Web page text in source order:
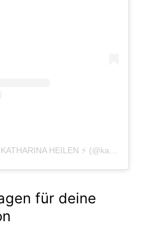
Ein Beitrag geteilt von KATHARINA HEILEN ⚡ (@katharinaheilen)
für deine